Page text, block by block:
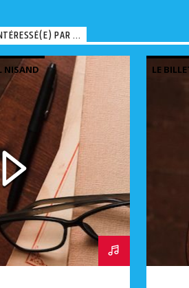
PAR ...
NISAND LE